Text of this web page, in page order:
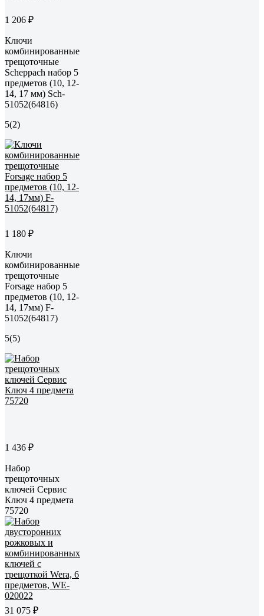
1 206 ₽
Ключи
комбинированные
трещоточные
Scheppach набор 5
предметов (10, 12-
14, 17 мм) Sch-
51052(64816)
5(2)
1 180 ₽
Ключи
комбинированные
трещоточные
Forsage набор 5
предметов (10, 12-
14, 17мм) F-
51052(64817)
5(5)
1 436 ₽
Набор
трещоточных
ключей Сервис
Ключ 4 предмета
75720
31 075 ₽